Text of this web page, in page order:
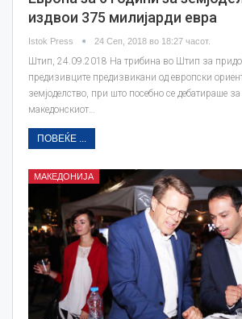
издвои 375 милијарди евра
Istok Press 24 Сеп, 2018 во 18:27 часот.
Штип, 24.09.2018 На трибина во Штип за
предизивците предизвикани од европски
земјоделство, при што посебно се дебатираше за
македонскиот…
ПОВЕЌЕ ...
МАКЕДОНИЈА